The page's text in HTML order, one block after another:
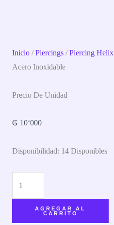
Inicio /Piercings /Piercing Helix
Acero Inoxidable
Precio De Unidad
₲ 10‘000
Disponibilidad: 14 Disponibles
AGREGAR AL
CARRITO